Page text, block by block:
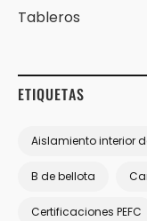
Tableros
ETIQUETAS
Aislamiento interior
B de bellota
Certificaciones PEFC